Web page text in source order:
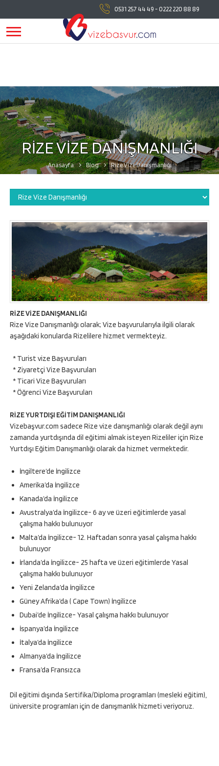
tüm vize başvuru işlemlerinde
yanınızda!vizebasvur.comgünümüzün sürekli değişen
koşullarına uygun olarak farklı alanlarda hizmet vermeye,
hizmetlerine yeni konular eklemeye devam ediyor.
0531 257 44 49 - 0222 220 88 89
RİZE VİZE DANIŞMANLIĞI
Anasayfa Blog Rize Vize Danışmanlığı
RİZE VİZE DANIŞMANLIĞI
Rize Vize Danışmanlığı olarak; Vize başvurularıyla ilgili olarak
aşağıdaki konularda Rizelilere hizmet vermekteyiz.
* Turist vize Başvuruları
* Ziyaretçi Vize Başvuruları
* Ticari Vize Başvuruları
* Öğrenci Vize Başvuruları
RİZE YURTDIŞI EĞİTİM DANIŞMANLIĞI
Vizebaşvur.com sadece Rize vize danışmanlığı olarak değil aynı
zamanda yurtdışında dil eğitimi almak isteyen Rizeliler için Rize
Yurtdışı Eğitim Danışmanlığı olarak da hizmet vermektedir.
İngiltere’de İngilizce
Amerika’da İngilizce
Kanada’da İngilizce
Avustralya’da İngilizce- 6 ay ve üzeri eğitimlerde yasal
çalışma hakkı bulunuyor
Malta’da İngilizce- 12. Haftadan sonra yasal çalışma hakkı
bulunuyor
İrlanda’da İngilizce- 25 hafta ve üzeri eğitimlerde Yasal
çalışma hakkı bulunuyor
Yeni Zelanda’da İngilizce
Güney Afrika’da ( Cape Town) İngilizce
Dubai’de İngilizce- Yasal çalışma hakkı bulunuyor
İspanya’da İngilizce
İtalya’da İngilizce
Almanya’da İngilizce
Fransa’da Fransızca
Dil eğitimi dışında Sertifika/Diploma programları (mesleki eğitim),
üniversite programları için de danışmanlık hizmeti veriyoruz.